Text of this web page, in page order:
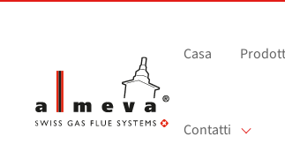
Casa
Contatti